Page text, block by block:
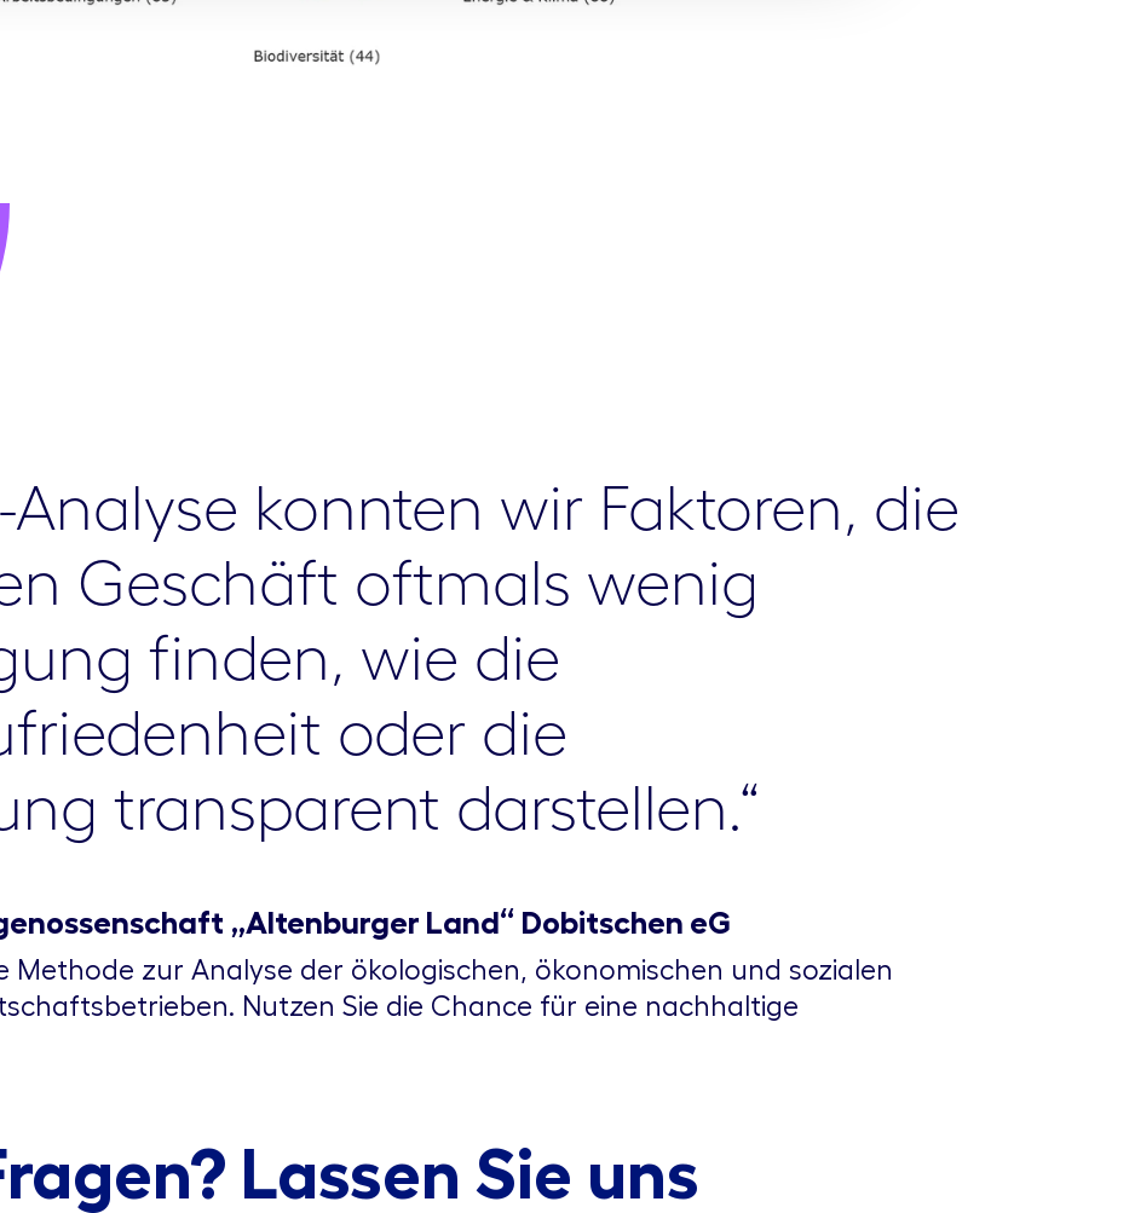
Analyse konnten wir Faktoren, die
Geschäft oftmals wenig
finden, wie die
oder die
transparent darstellen.“
„Altenburger Land“ Dobitschen eG
Methode zur Analyse der ökologischen, ökonomischen und sozialen
Nutzen Sie die Chance für eine nachhaltige
Lassen Sie uns